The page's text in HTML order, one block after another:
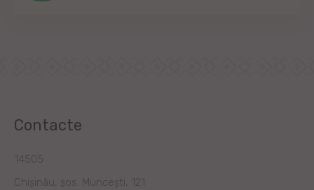
Contacte
14505
Chișinău, șos. Muncești, 121